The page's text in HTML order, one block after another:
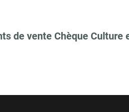
de vente Chèque